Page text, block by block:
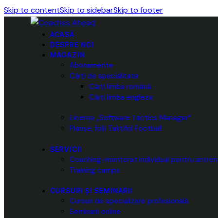
Skip to contentSkip to sidebarSkip to footer
ACASĂ
DESPRE NOI
MAGAZIN
Abonamente
Cărți de specialitate
Cărți limba română
Cărți limba engleza
Licențe „Software Tactics Manager”
Planșe, folii Taktifol Football
SERVICII
Coaching-mentorat individual pentru
Training camps
CURSURI ȘI SEMINARII
Cursuri de specializare profesională
Seminarii online